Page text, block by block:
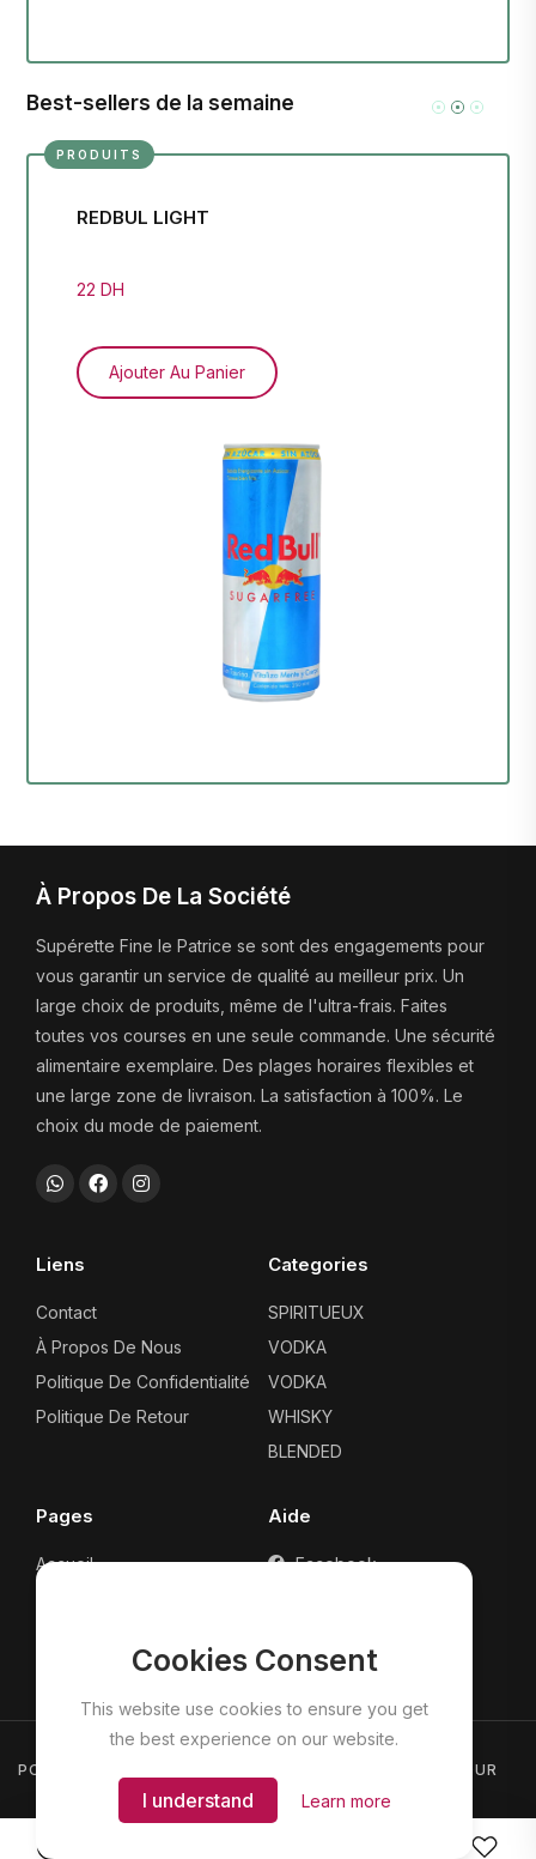
Cookies Consent
This website use cookies to ensure you get
the best experience on our website.
I understand Learn more
Best-sellers de la semaine
PRODUITS
REDBUL LIGHT
22 DH
Ajouter Au Panier
À Propos De La Société
Supérette Fine le Patrice se sont des engagements pour
vous garantir un service de qualité au meilleur prix. Un
large choix de produits, même de l'ultra-frais. Faites
toutes vos courses en une seule commande. Une sécurité
alimentaire exemplaire. Des plages horaires flexibles et
une large zone de livraison. La satisfaction à 100%. Le
choix du mode de paiement.
Liens
Contact
À Propos De Nous
Politique De Confidentialité
Politique De Retour
Categories
SPIRITUEUX
VODKA
VODKA
WHISKY
BLENDED
Pages
Accueil
Aide
Facebook
POLITIQUE DE CONFIDENTIALITÉ POLITIQUE DE RETOUR